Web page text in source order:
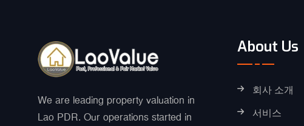
We are leading property valuation in
Lao PDR. Our operations started in
About Us
회사 소개
서비스